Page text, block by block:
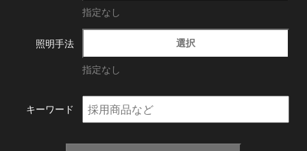
指定なし
照明手法 選択
指定なし
キーワード